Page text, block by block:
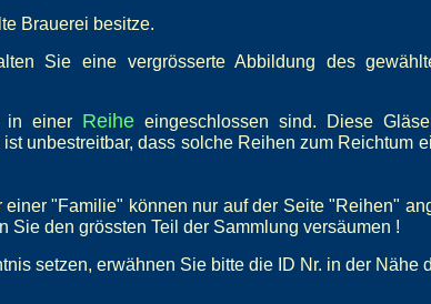
Brauerei besitze.
Sie eine vergrösserte Abbildung des
in einer Reiheeingeschlossen sind. Diese
unbestreitbar, dass solche Reihen zum Reichtum
einer "Familie" können nur auf der Seite "Reihen"
Sie den grössten Teil der Sammlung versäumen !
setzen, erwähnen Sie bitte die ID Nr. in der Nähe